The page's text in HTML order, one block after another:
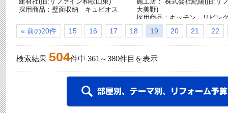
採用商品：壁面収納 キュビオス
大美野)
採用商品：キッチン リビン
ションL[終了品]
« 前の20件 15 16 17 18 19 20 21 22
検索結果 504件中 361 ～380件目を表示